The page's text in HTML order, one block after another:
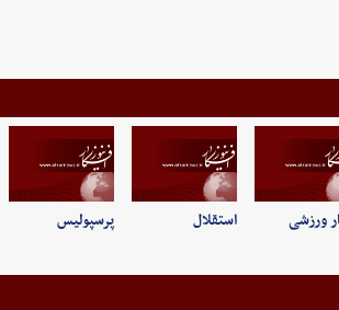
ورزشی استقلال پرسپولیس